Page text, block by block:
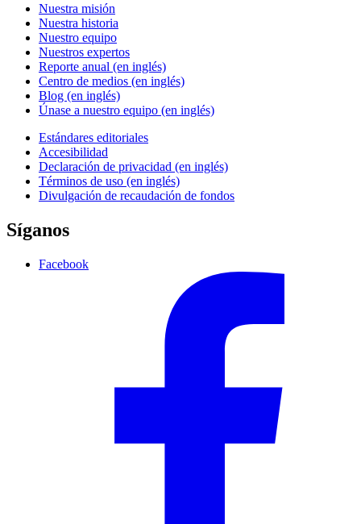
Nuestra misión
Nuestra historia
Nuestro equipo
Nuestros expertos
Reporte anual (en inglés)
Centro de medios (en inglés)
Blog (en inglés)
Únase a nuestro equipo (en inglés)
Estándares editoriales
Accesibilidad
Declaración de privacidad (en inglés)
Términos de uso (en inglés)
Divulgación de recaudación de fondos
Síganos
Facebook